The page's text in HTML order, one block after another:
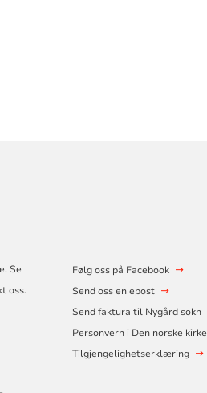
Se
oss.
Følg oss på Facebook
Send oss en epost
Send faktura til Nygård sokn
Personvern i Den norske kirke
Tilgjengelighetserklæring